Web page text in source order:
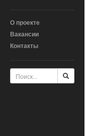
О проекте
Вакансии
Контакты